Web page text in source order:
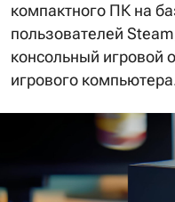
компактного ПК на
пользователей
консольный игровой
игрового